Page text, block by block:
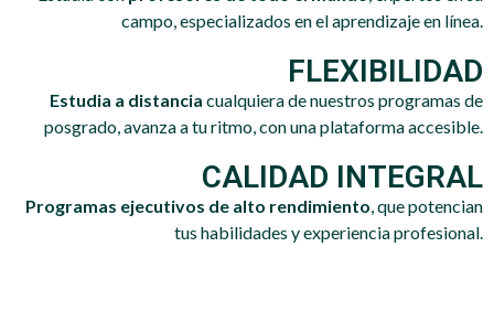
campo, especializados en el aprendizaje en línea.
FLEXIBILIDAD
Estudia a distancia cualquiera de nuestros programas de
posgrado, avanza a tu ritmo, con una plataforma accesible.
CALIDAD INTEGRAL
Programas ejecutivos de alto rendimiento, que potencian
tus habilidades y experiencia profesional.